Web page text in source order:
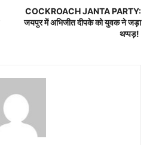
COCKROACH JANTA PARTY:
जयपुर में अभिजीत दीपके को युवक ने जड़ा
थप्पड़!